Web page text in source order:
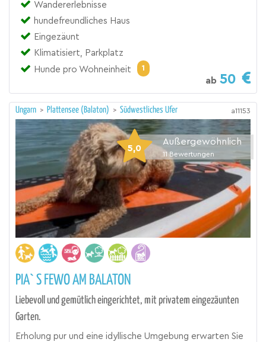
Wandererlebnisse
hundefreundliches Haus
Eingezäunt
Klimatisiert, Parkplatz
Hunde pro Wohneinheit
1
ab 50
Ungarn > Plattensee (Balaton) > Südwestliches Ufer a11153
5,0
Außergewöhnlich
11 Bewertungen
PIA` S FEWO AM BALATON
Liebevoll und gemütlich eingerichtet, mit privatem eingezäunten
Garten.
Erholung pur und eine idyllische Umgebung erwarten Sie